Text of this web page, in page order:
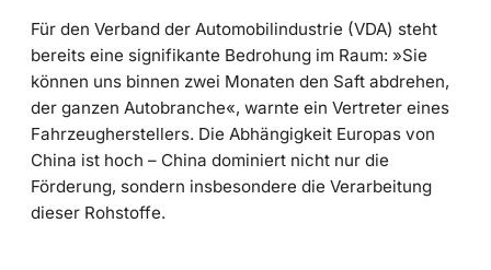
Für den Verband der Automobilindustrie (VDA) steht
bereits eine signifikante Bedrohung im Raum: »Sie
können uns binnen zwei Monaten den Saft abdrehen,
der ganzen Autobranche«, warnte ein Vertreter eines
Fahrzeugherstellers. Die Abhängigkeit Europas von
China ist hoch – China dominiert nicht nur die
Förderung, sondern insbesondere die Verarbeitung
dieser Rohstoffe.